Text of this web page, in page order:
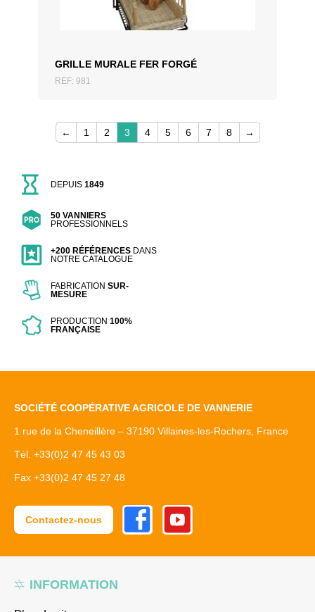
GRILLE MURALE FER FORGÉ
REF: 981
← 1 2 3 4 5 6 7 8 →
DEPUIS1849
50 VANNIERS
PROFESSIONNELS
+200 RÉFÉRENCES DANS
NOTRE CATALOGUE
FABRICATIONSUR-
MESURE
PRODUCTION100%
FRANÇAISE
INFORMATION
SOCIÉTÉ COOPÉRATIVE AGRICOLE DE VANNERIE
1 rue de la Cheneillère – 37190 Villaines-les-Rochers, France
Tél. +33(0)2 47 45 43 03
Fax +33(0)2 47 45 27 48
Contactez-nous
FacebookYoutube